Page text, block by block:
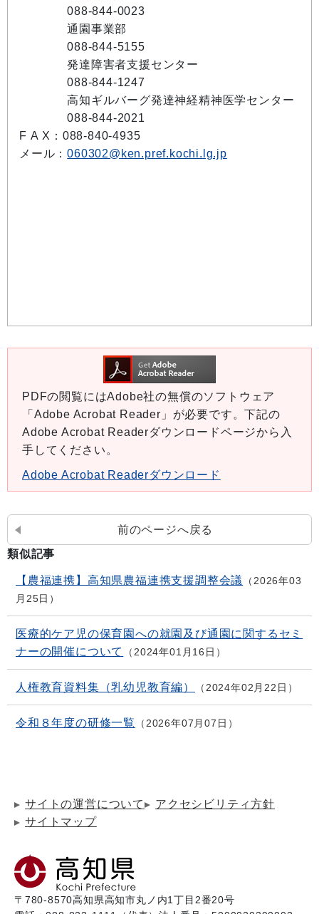
088-844-0023
通園事業部
088-844-5155
発達障害者支援センター
088-844-1247
高知ギルバーグ発達神経精神医学センター
088-844-2021
F A X：088-840-4935
メール：060302@ken.pref.kochi.lg.jp
PDFの閲覧にはAdobe社の無償のソフトウェア
「Adobe Acrobat Reader」が必要です。下記の
Adobe Acrobat Readerダウンロードページから入
手してください。
Adobe Acrobat Readerダウンロード
前のページへ戻る
類似記事
【農福連携】高知県農福連携支援調整会議
2026年03
月25日
医療的ケア児の保育園への就園及び通園に関するセミ
ナーの開催について
2024年01月16日
人権教育資料集（乳幼児教育編） 2024年02月22日
令和８年度の研修一覧 2026年07月07日
サイトの運営について
アクセシビリティ方針
サイトマップ
〒780-8570高知県高知市丸ノ内1丁目2番20号